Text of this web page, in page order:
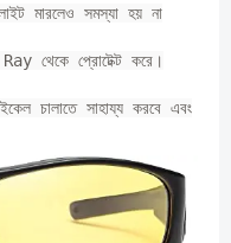
মারলেও সমস্যা হয় না
থেকে প্রোটেক্ট করে।
চালাতে সাহায্য করবে এবং